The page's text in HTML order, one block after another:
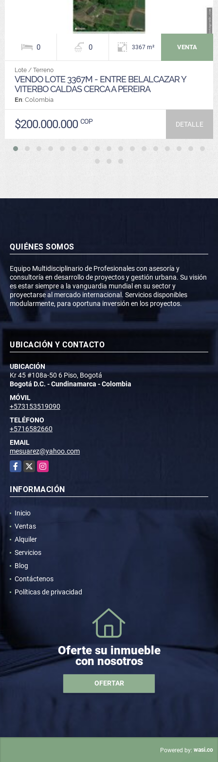
0 0 3367 m² VENTA
Lote / Terreno
VENDO LOTE 3367M - ENTRE BELALCAZAR Y
VITERBO CALDAS CERCA A PEREIRA
En: Colombia
$200.000.000 COP DETALLE
QUIÉNES SOMOS
Equipo Multidisciplinario de Profesionales con asesoría y
consultoría en desarrollo de proyectos y gestión urbana. Su visión
es estar siempre a la vanguardia mundial en su sector y
proyectarse al mercado internacional. Servicios disponibles
modularmente, para oportuna inversión en los proyectos.
UBICACIÓN Y CONTACTO
UBICACIÓN
Kr 45 #108a-50 6 Piso, Bogotá
Bogotá D.C. - Cundinamarca - Colombia
MÓVIL
+573153519090
TELÉFONO
+5716582660
EMAIL
mesuarez@yahoo.com
Facebook
X Instagram
INFORMACIÓN
Inicio
Ventas
Alquiler
Servicios
Blog
Contáctenos
Políticas de privacidad
Oferte su inmueble
con nosotros
OFERTAR
Powered by: wasi.co